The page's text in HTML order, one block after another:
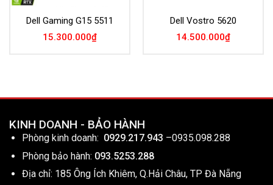
Dell Gaming G15 5511
15.300.000₫
Dell Vostro 5620
14.500.000₫
KINH DOANH - BẢO HÀNH
Phòng kinh doanh: 0929.217.943 –0935.098.288
Phòng bảo hành: 093.5253.288
Địa chỉ: 185 Ông Ích Khiêm, Q.Hải Châu, TP Đà Nẵng